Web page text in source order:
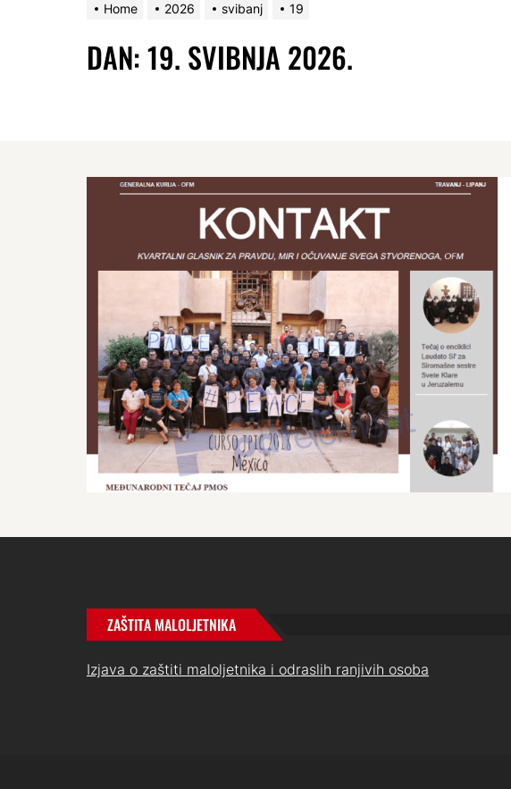
Home 2026 svibanj 19
DAN:19. SVIBNJA 2026.
ZAŠTITA MALOLJETNIKA
Izjava o zaštiti maloljetnika i odraslih ranjivih osoba